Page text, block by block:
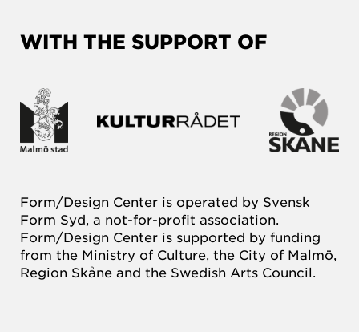
WITH THE SUPPORT OF
Form/Design Center is operated by Svensk
Form Syd, a not-for-profit association.
Form/Design Center is supported by funding
from the Ministry of Culture, the City of Malmö,
Region Skåne and the Swedish Arts Council.